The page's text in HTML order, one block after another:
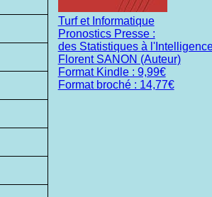
Turf et Informatique
Pronostics Presse :
des Statistiques à
Florent SANON (Auteur)
Format Kindle : 9,99€
Format broché : 14,77€